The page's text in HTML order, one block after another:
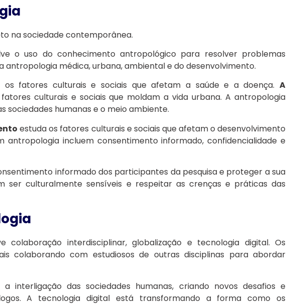
na sociedade contemporânea.
o uso do conhecimento antropológico para resolver problemas
antropologia médica, urbana, ambiental e do desenvolvimento.
os fatores culturais e sociais que afetam a saúde e a doença. A
culturais e sociais que moldam a vida urbana. A antropologia
sociedades humanas e o meio ambiente.
estuda os fatores culturais e sociais que afetam o desenvolvimento
antropologia incluem consentimento informado, confidencialidade e
informado dos participantes da pesquisa e proteger a sua
ser culturalmente sensíveis e respeitar as crenças e práticas das
colaboração interdisciplinar, globalização e tecnologia digital. Os
colaborando com estudiosos de outras disciplinas para abordar
interligação das sociedades humanas, criando novos desafios e
A tecnologia digital está transformando a forma como os